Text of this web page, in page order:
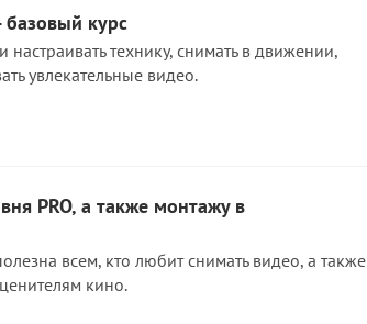
базовый курс
настраивать технику, снимать в движении,
увлекательные видео.
PRO, а также монтажу в
всем, кто любит снимать видео, а также
кино.